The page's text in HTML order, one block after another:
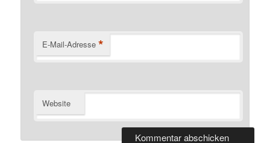
E-Mail-Adresse *
Website